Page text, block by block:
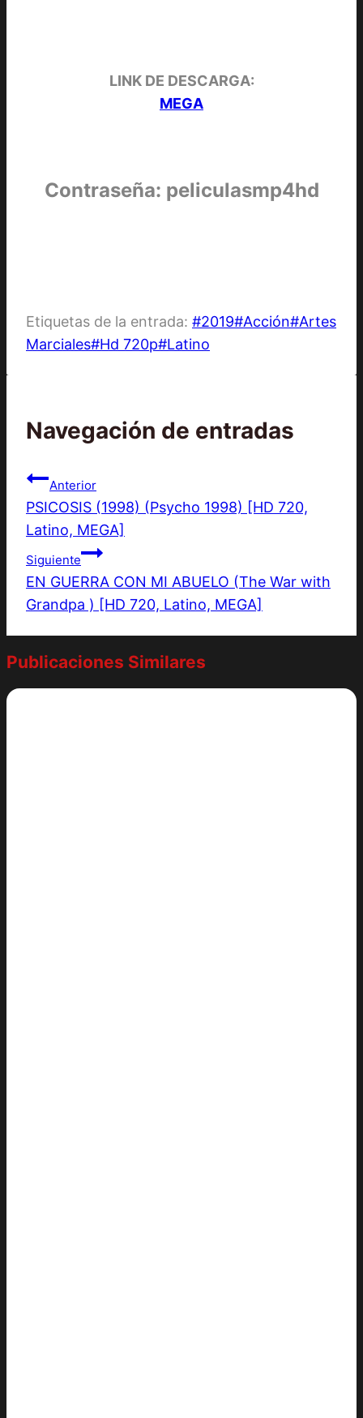
LINK DE DESCARGA:
MEGA
Contraseña: peliculasmp4hd
Etiquetas de la entrada: #2019#Acción#Artes
Marciales#Hd 720p#Latino
Navegación de entradas
Anterior
PSICOSIS (1998) (Psycho 1998) [HD 720,
Latino, MEGA]
Siguiente
EN GUERRA CON MI ABUELO (The War with
Grandpa ) [HD 720, Latino, MEGA]
Publicaciones Similares